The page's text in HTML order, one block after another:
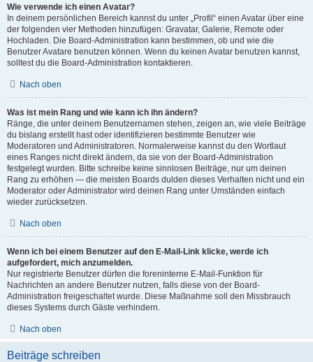
Wie verwende ich einen Avatar?
In deinem persönlichen Bereich kannst du unter „Profil“ einen Avatar über eine
der folgenden vier Methoden hinzufügen: Gravatar, Galerie, Remote oder
Hochladen. Die Board-Administration kann bestimmen, ob und wie die
Benutzer Avatare benutzen können. Wenn du keinen Avatar benutzen kannst,
solltest du die Board-Administration kontaktieren.
Nach oben
Was ist mein Rang und wie kann ich ihn ändern?
Ränge, die unter deinem Benutzernamen stehen, zeigen an, wie viele Beiträge
du bislang erstellt hast oder identifizieren bestimmte Benutzer wie
Moderatoren und Administratoren. Normalerweise kannst du den Wortlaut
eines Ranges nicht direkt ändern, da sie von der Board-Administration
festgelegt wurden. Bitte schreibe keine sinnlosen Beiträge, nur um deinen
Rang zu erhöhen — die meisten Boards dulden dieses Verhalten nicht und ein
Moderator oder Administrator wird deinen Rang unter Umständen einfach
wieder zurücksetzen.
Nach oben
Wenn ich bei einem Benutzer auf den E-Mail-Link klicke, werde ich
aufgefordert, mich anzumelden.
Nur registrierte Benutzer dürfen die foreninterne E-Mail-Funktion für
Nachrichten an andere Benutzer nutzen, falls diese von der Board-
Administration freigeschaltet wurde. Diese Maßnahme soll den Missbrauch
dieses Systems durch Gäste verhindern.
Nach oben
Beiträge schreiben